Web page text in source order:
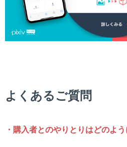
よくあるご質問
・購入者とのやりとりはどのよ